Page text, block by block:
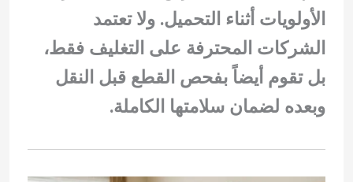
الأولويات أثناء التحميل. ولا تعتمد
الشركات المحترفة على التغليف فقط،
بل تقوم أيضاً بفحص القطع قبل النقل
وبعده لضمان سلامتها الكاملة.